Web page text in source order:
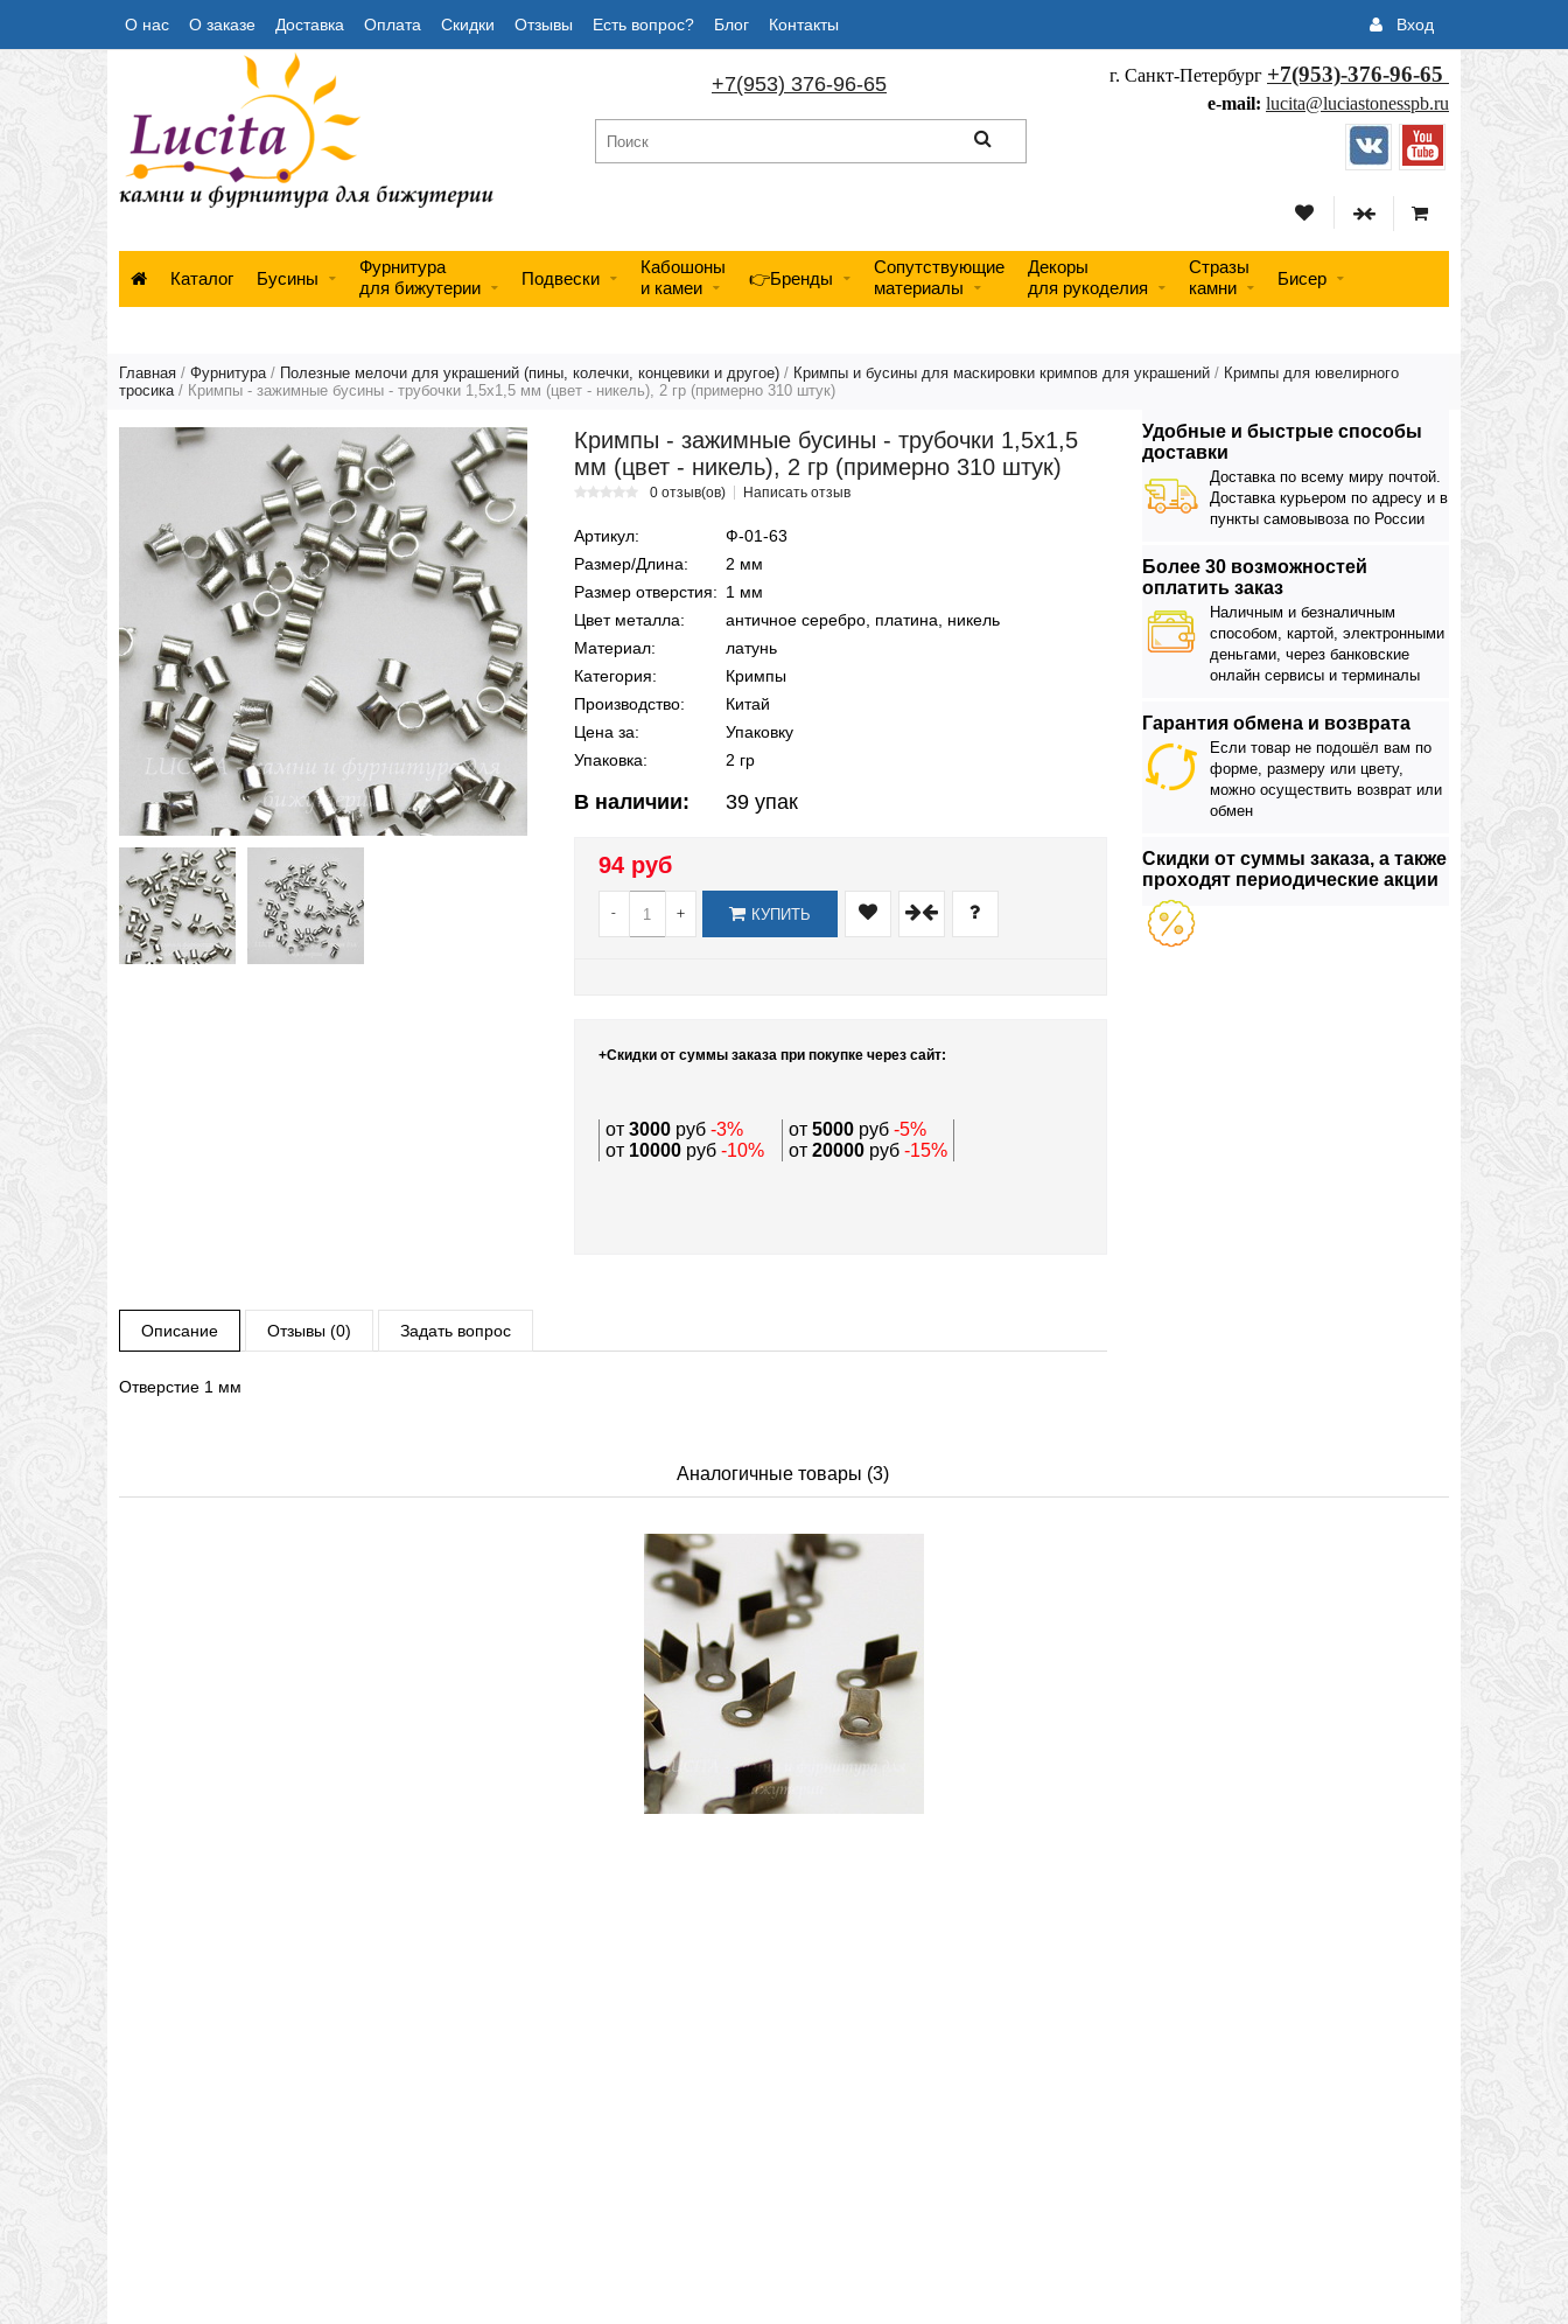
О нас О заказе Доставка Оплата Скидки Отзывы Есть вопрос? Блог Контакты Вход
г. Санкт-Петербург +7(953)-376-96-65
e-mail: lucita@luciastonesspb.ru
+7(953) 376-96-65
Каталог Бусины
Фурнитура
для бижутерии
Подвески
Кабошоны
и камеи
👉Бренды
Сопутствующие
материалы
Декоры
для рукоделия
Стразы
камни
Бисер
Главная / Фурнитура/ Полезные мелочи для украшений (пины, колечки, концевики и другое) / Кримпы и бусины для маскировки кримпов для украшений / Кримпы для ювелирного
тросика/ Кримпы - зажимные бусины - трубочки 1,5х1,5 мм (цвет - никель), 2 гр (примерно 310 штук)
Удобные и быстрые способы
доставки
Доставка по всему миру почтой.
Доставка курьером по адресу и в
пункты самовывоза по России
Более 30 возможностей
оплатить заказ
Наличным и безналичным
способом, картой, электронными
деньгами, через банковские
онлайн сервисы и терминалы
Гарантия обмена и возврата
Если товар не подошёл вам по
форме, размеру или цвету,
можно осуществить возврат или
обмен
Скидки от суммы заказа, а также
проходят периодические акции
Кримпы - зажимные бусины - трубочки 1,5х1,5
мм (цвет - никель), 2 гр (примерно 310 штук)
0 отзыв(ов) Написать отзыв
Артикул:
Ф-01-63
Размер/Длина:
2 мм
Размер отверстия: 1 мм
Цвет металла:
античное серебро, платина, никель
Материал:
латунь
Категория:
Кримпы
Производство:
Китай
Цена за:
Упаковку
Упаковка:
2 гр
В наличии: 39 упак
94 руб
- + КУПИТЬ
+Скидки от суммы заказа при покупке через сайт:
от3000руб -3% от 5000руб-5%
от 10000руб -10% от 20000руб -15%
Описание Отзывы (0) Задать вопрос
Отверстие 1 мм
Аналогичные товары (3)